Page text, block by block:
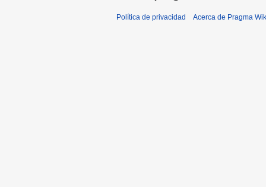
Política de privacidad Acerca de Pragma